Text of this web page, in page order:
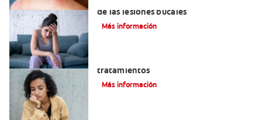
de las lesiones bucales
Más información
tratamientos
Más información